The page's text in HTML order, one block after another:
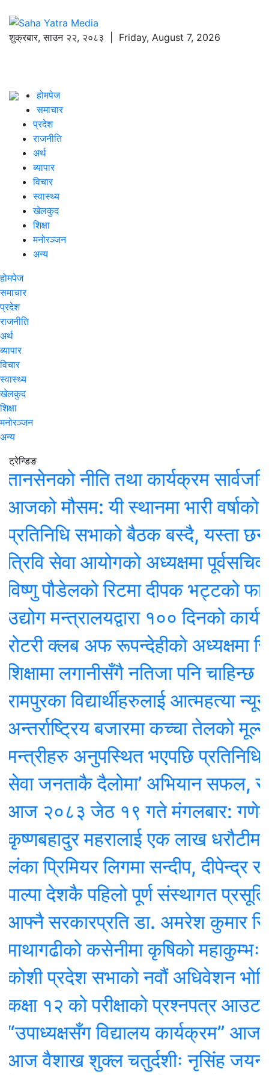
शुक्रबार,साउन २२, २०८३ | Friday, August 7, 2026
होमपेज
समाचार
प्रदेश
राजनीति
अर्थ
ब्यापार
विचार
स्वास्थ्य
खेलकुद
शिक्षा
मनोरञ्जन
अन्य
होमपेज
समाचार
प्रदेश
राजनीति
अर्थ
ब्यापार
विचार
स्वास्थ्य
खेलकुद
शिक्षा
मनोरञ्जन
अन्य
ट्रेन्डिङ
नीति तथा कार्यक्रम सार्वजनिक,
यी स्थानमा भारी वर्षाको
सभाको बैठक बस्दै, यस्ता छन्
सेवा आयोगको अध्यक्षमा पूर्वसचिव
पौडेलको रिटमा दीपक भट्टको फाइल
मन्त्रालयद्वारा १०० दिनको
क्लब अफ रूपन्देहीकाे अध्यक्षमा रिजाल
लगानीसँगै नतिजा पनि चाहिन्छ :
विद्यार्थीहरुलाई आत्महत्या
बजारमा कच्चा तेलको मूल्य तीन
अनुपस्थित भएपछि प्रतिनिधि
दैलोमा’ अभियान सफल,
जेठ १९ गते मंगलबार: गणेश
महरालाई एक लाख धरौटीमा
लिगमा सन्दीप, दीपेन्द्र र
देशकै पहिलो पूर्ण संस्थागत प्रसूति
डा. अमरेश कुमार सिंहको
कसेनीमा कृषिको महाकुम्भः
प्रदेश सभाको नवौं अधिवेशन भोलिदेखि,
१२ को परीक्षाको प्रश्नपत्र आउट गर्ने
विद्यालय कार्यक्रम” आज
शुक्ल चतुर्दशीः नृसिंह जयन्ती